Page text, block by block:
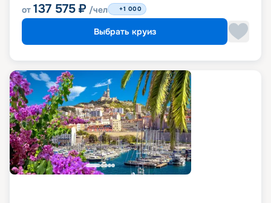
от 137 575 ₽ /чел +1 000
Выбрать круиз